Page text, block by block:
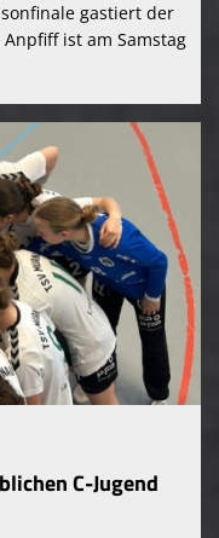
gastiert der
ist am Samstag
C-Jugend